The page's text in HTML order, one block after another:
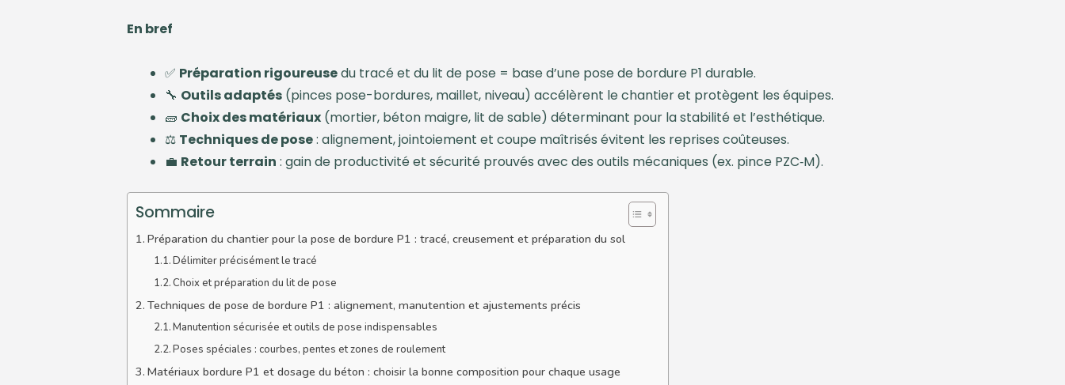
En bref
✅ Préparation rigoureusedu tracé et du lit de pose = base d’une pose de bordure P1 durable.
🔧 Outils adaptés (pinces pose-bordures, maillet, niveau) accélèrent le chantier et protègent les équipes.
🧱 Choix des matériaux (mortier, béton maigre, lit de sable) déterminant pour la stabilité et l’esthétique.
⚖️ Techniques de pose: alignement, jointoiement et coupe maîtrisés évitent les reprises coûteuses.
💼 Retour terrain : gain de productivité et sécurité prouvés avec des outils mécaniques (ex. pince PZC‑M).
Sommaire
Préparation du chantier pour la pose de bordure P1 : tracé, creusement et préparation du sol
Délimiter précisément le tracé
Choix et préparation du lit de pose
Techniques de pose de bordure P1 : alignement, manutention et ajustements précis
Manutention sécurisée et outils de pose indispensables
Poses spéciales : courbes, pentes et zones de roulement
Matériaux bordure P1 et dosage du béton : choisir la bonne composition pour chaque usage